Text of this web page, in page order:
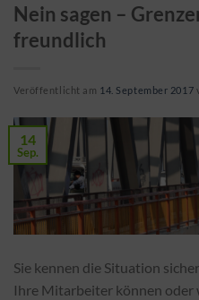
Nein sagen –
freundlich
Veröffentlicht am 14. September 2017
14
Sep.
Sie kennen die Situation
Ihre Mitarbeiter können oder